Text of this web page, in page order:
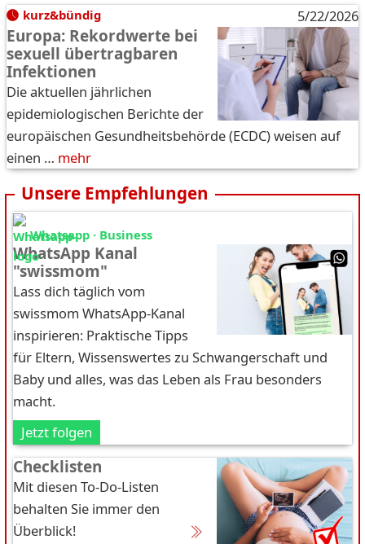
kurz&bündig 5/22/2026
Europa: Rekordwerte bei
sexuell übertragbaren
Infektionen
Die aktuellen jährlichen
epidemiologischen Berichte der
europäischen Gesundheitsbehörde (ECDC) weisen auf
einen … mehr
Unsere Empfehlungen
Whatsapp · Business
WhatsApp Kanal
"swissmom"
Lass dich täglich vom
swissmom WhatsApp-Kanal
inspirieren: Praktische Tipps
für Eltern, Wissenswertes zu Schwangerschaft und
Baby und alles, was das Leben als Frau besonders
macht.
Jetzt folgen
Checklisten
Mit diesen To-Do-Listen
behalten Sie immer den
Überblick!